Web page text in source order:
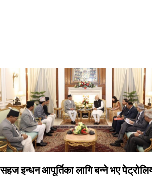
सहज इन्धन आपूर्तिका लागि बन्ने भए